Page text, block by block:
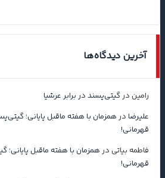
آخرین دیدگاه‌ها
رامین درگیتی‌پسند در برابر عرشیا
علیرضا در همزمان با هفته ماقبل پایانی؛
قهرمانی!
فاطمه بیاتی در همزمان با هفته ماقبل پایانی؛
قهرمانی!